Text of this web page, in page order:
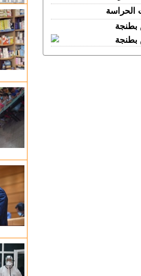
يحقق في عدم تفاعل
مع تحذيرات مخابراتية
إلى سبتة
الحراسة